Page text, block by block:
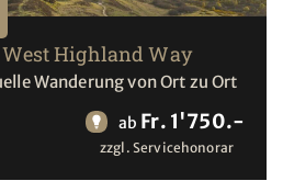
Highland Way
Wanderung von Ort zu Ort
ab Fr. 1'750.-
zzgl. Servicehonorar